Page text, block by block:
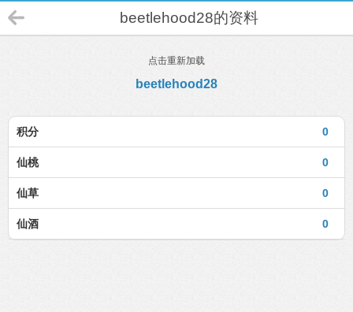
beetlehood28的资料
点击重新加载
beetlehood28
0
积分
0
仙桃
0
仙草
0
仙酒